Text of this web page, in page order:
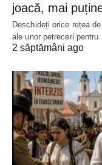
joacă, mai
Deschideți orice rețea
ale unor petreceri pentru…
2 săptămâni ago